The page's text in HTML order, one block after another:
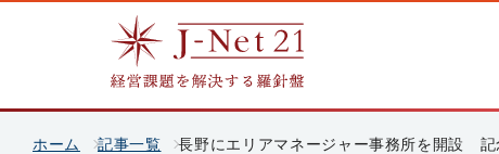
ホーム 記事一覧 長野にエリアマネージャー事務所を開設 記